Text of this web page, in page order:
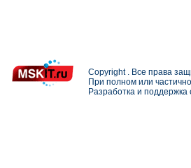
Copyright . Все права
При полном или
Разработка и